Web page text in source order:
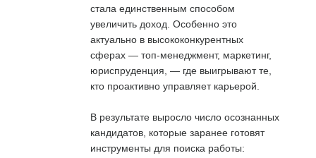
стала единственным способом
увеличить доход. Особенно это
актуально в высококонкурентных
сферах — топ-менеджмент, маркетинг,
юриспруденция, — где выигрывают те,
кто проактивно управляет карьерой.
В результате выросло число осознанных
кандидатов, которые заранее готовят
инструменты для поиска работы: